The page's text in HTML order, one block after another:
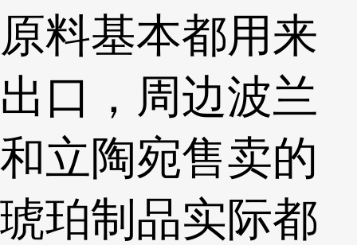
原料基本都用来
出口，周边波兰
和立陶宛售卖的
琥珀制品实际都